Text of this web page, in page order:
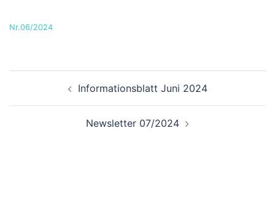
Nr.06/2024
Informationsblatt Juni 2024
Newsletter 07/2024